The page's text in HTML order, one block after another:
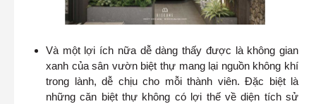
Và một lợi ích nữa dễ dàng thấy được là không gian
xanh của sân vườn biệt thự mang lại nguồn không khí
trong lành, dễ chịu cho mỗi thành viên. Đặc biệt là
những căn biệt thự không có lợi thế về diện tích sử